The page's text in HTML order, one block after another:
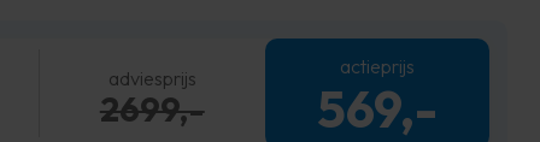
adviesprijs
2699,-
actieprijs
569,-